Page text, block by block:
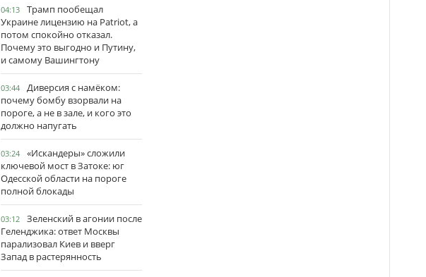
04:13
Трамп пообещал
Украине лицензию на Patriot, а
потом спокойно отказал.
Почему это выгодно и Путину,
и самому Вашингтону
03:44
Диверсия с намёком:
почему бомбу взорвали на
пороге, а не в зале, и кого это
должно напугать
03:24
«Искандеры» сложили
ключевой мост в Затоке: юг
Одесской области на пороге
полной блокады
03:12
Зеленский в агонии после
Геленджика: ответ Москвы
парализовал Киев и вверг
Запад в растерянность